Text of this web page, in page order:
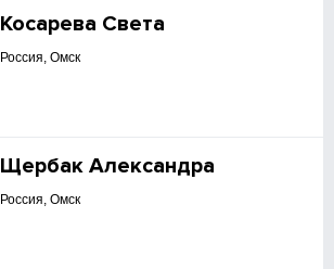
Косарева Света
Россия, Омск
Щербак Александра
Россия, Омск